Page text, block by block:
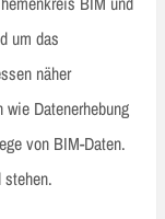
um das
näher
wie Datenerhebung
von BIM-Daten.